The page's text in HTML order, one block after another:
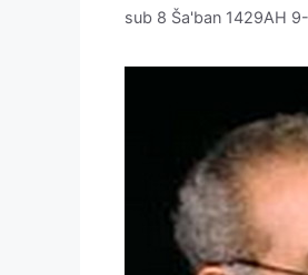
sub 8 Ša'ban 1429AH